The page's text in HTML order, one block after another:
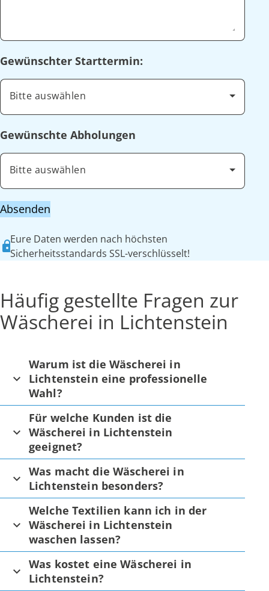
Gewünschter Starttermin:
Bitte auswählen
Gewünschte Abholungen
Bitte auswählen
Absenden
Eure Daten werden nach höchsten
Sicherheitsstandards SSL-verschlüsselt!
Häufig gestellte Fragen zur
Wäscherei in Lichtenstein
Warum ist die Wäscherei in
Lichtenstein eine professionelle
Wahl?
Für welche Kunden ist die
Wäscherei in Lichtenstein
geeignet?
Was macht die Wäscherei in
Lichtenstein besonders?
Welche Textilien kann ich in der
Wäscherei in Lichtenstein
waschen lassen?
Was kostet eine Wäscherei in
Lichtenstein?